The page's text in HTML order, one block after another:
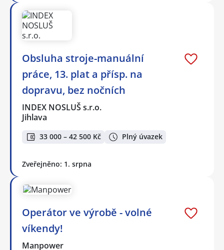
Obsluha stroje-manuální
práce, 13. plat a přísp. na
dopravu, bez nočních
INDEX NOSLUŠ s.r.o.
Jihlava
33 000 – 42 500 Kč Plný úvazek
Zveřejněno: 1. srpna
Operátor ve výrobě - volné
víkendy!
Manpower